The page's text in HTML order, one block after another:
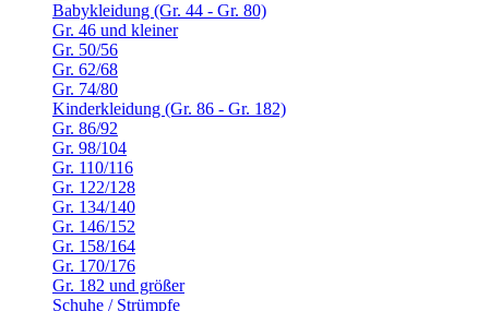
Babykleidung (Gr. 44 - Gr. 80)
Gr. 46 und kleiner
Gr. 50/56
Gr. 62/68
Gr. 74/80
Kinderkleidung (Gr. 86 - Gr. 182)
Gr. 86/92
Gr. 98/104
Gr. 110/116
Gr. 122/128
Gr. 134/140
Gr. 146/152
Gr. 158/164
Gr. 170/176
Gr. 182 und größer
Schuhe / Strümpfe